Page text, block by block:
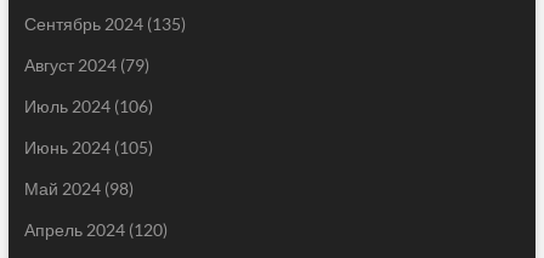
Сентябрь 2024(135)
Август 2024(79)
Июль 2024(106)
Июнь 2024(105)
Май 2024(98)
Апрель 2024(120)